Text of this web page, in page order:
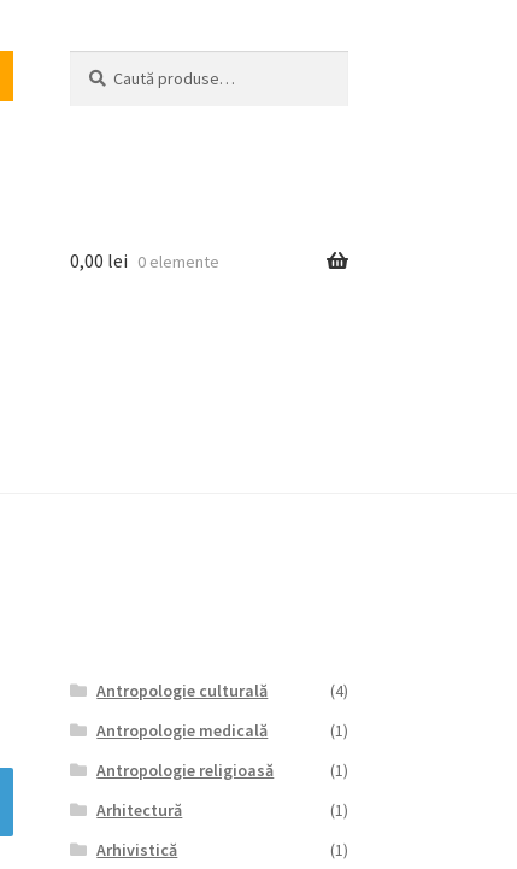
după:
0,00 lei 0 elemente
Antropologie culturală
(4)
Antropologie medicală
(1)
Antropologie religioasă
(1)
Arhitectură
(1)
Arhivistică
(1)